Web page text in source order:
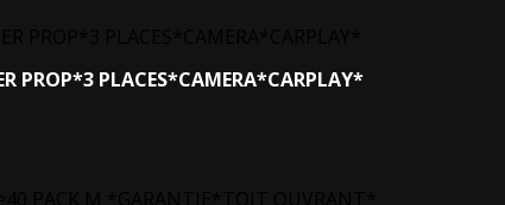
PLACES*CAMERA*CARPLAY*